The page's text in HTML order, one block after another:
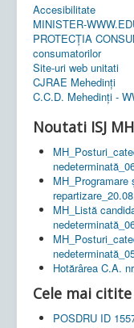
Accesibilitate
MINISTER-
PROTECȚIA
consumatorilor
Site-uri web unitati
CJRAE Mehedinți
C.C.D. Mehedinţi -
Noutati ISJ MH
MH_Programare
MH_Listă
Hotărârea C.A.
Cele mai citite
POSDRU ID